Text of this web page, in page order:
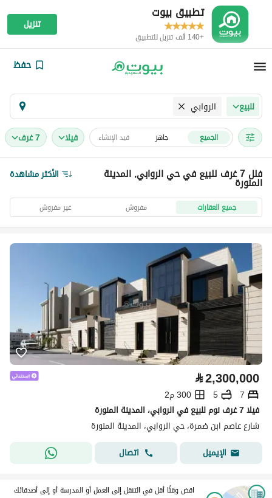
تطبيق بيوت
+140 ألف تنزيل للتطبيق
تنزيل
حفظ
للبيع الروابي
الجميع جاهز قيد الإنشاء فیلا 7 غرف
فلل 7 غرف للبيع في حي الروابي, المدينةالمنورة الأكثر مشاهدة
جميع العقارات مفروش غير مفروش
⃁2,300,000
7
5
300 م2
فيلا 7 غرف نوم للبيع في الروابي، المدينة المنورة
شارع عاصم ابن ضمرة، حي الروابي، المدينة المنورة
الإيميل
اتصال
اقض وقتًا أقل في التنقل إلى العمل أو المدرسة أو إلى أصدقائك